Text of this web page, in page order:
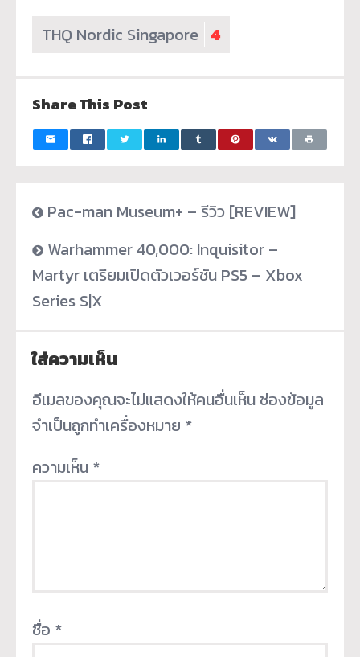
THQ Nordic Singapore 4
Share This Post
Pac-man Museum+ – รีวิว [REVIEW]
Warhammer 40,000: Inquisitor –
Martyr เตรียมเปิดตัวเวอร์ชัน PS5 – Xbox
Series S|X
ใส่ความเห็น
อีเมลของคุณจะไม่แสดงให้คนอื่นเห็น ช่องข้อมูล
จำเป็นถูกทำเครื่องหมาย *
ความเห็น *
ชื่อ *